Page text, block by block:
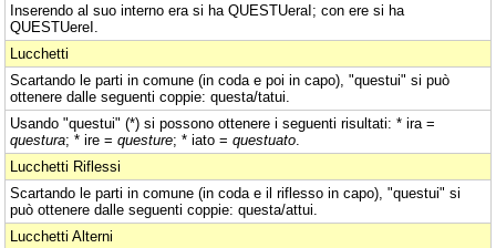
Inserendo al suo interno era si ha QUESTUeraI; con ere si ha
QUESTUereI.
Lucchetti
Scartando le parti in comune (in coda e poi in capo), "questui" si può
ottenere dalle seguenti coppie: questa/tatui.
Usando "questui" (*) si possono ottenere i seguenti risultati: * ira =
questura; * ire = questure; * iato = questuato
Lucchetti Riflessi
Scartando le parti in comune (in coda e il riflesso in capo), "questui" si
può ottenere dalle seguenti coppie: questa/attui.
Lucchetti Alterni